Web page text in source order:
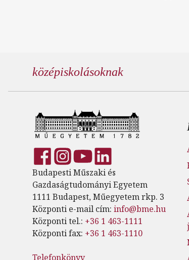
középiskolásoknak
Budapesti Műszaki és
Gazdaságtudományi Egyetem
1111 Budapest, Műegyetem rkp. 3
Központi e-mail cím: info@bme.hu
Központi tel.: +36 1 463-1111
Központi fax: +36 1 463-1110
Telefonkönyv